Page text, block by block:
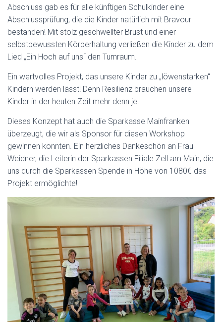
Abschluss gab es für alle künftigen Schulkinder eine
Abschlussprüfung, die die Kinder natürlich mit Bravour
bestanden! Mit stolz geschwellter Brust und einer
selbstbewussten Körperhaltung verließen die Kinder zu dem
Lied „Ein Hoch auf uns“ den Turnraum.
Ein wertvolles Projekt, das unsere Kinder zu „löwenstarken“
Kindern werden lässt! Denn Resilienz brauchen unsere
Kinder in der heuten Zeit mehr denn je.
Dieses Konzept hat auch die Sparkasse Mainfranken
überzeugt, die wir als Sponsor für diesen Workshop
gewinnen konnten. Ein herzliches Dankeschön an Frau
Weidner, die Leiterin der Sparkassen Filiale Zell am Main, die
uns durch die Sparkassen Spende in Höhe von 1080€ das
Projekt ermöglichte!